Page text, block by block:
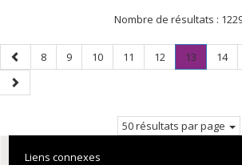
Nombre de résultats :
Page
précédente
Page
8 Page
9 Page
10 Page
11 Page
12 Page
13
Page
Page
14
Page
suivante
50 résultats par page
Liens connexes